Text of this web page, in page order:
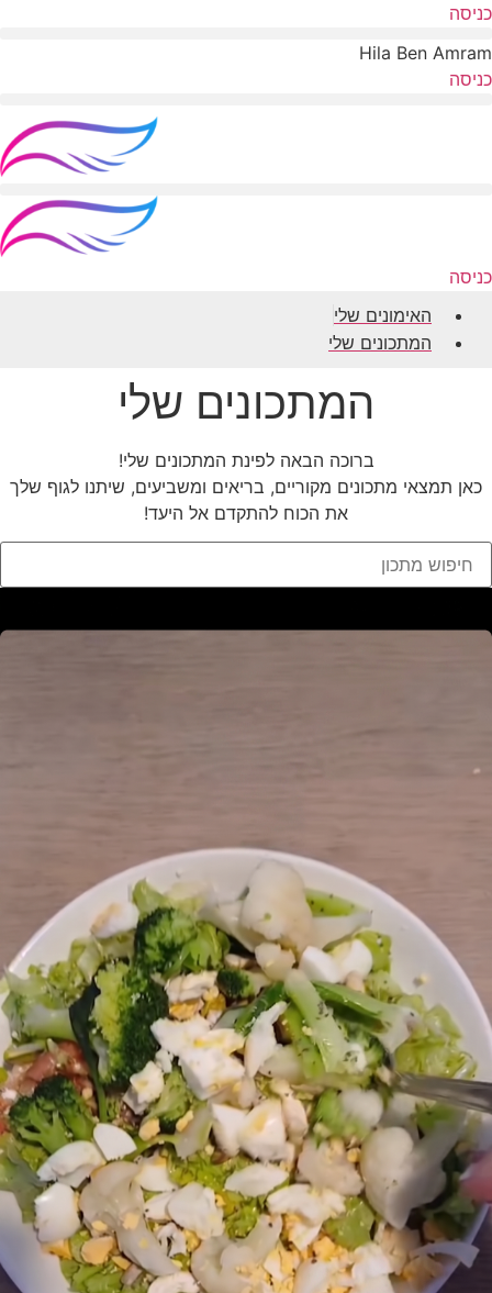
דלג
כניסה
Hila Ben Amram
כניסה
כניסה
האימונים שלי
המתכונים שלי
המתכונים שלי
ברוכה הבאה לפינת המתכונים שלי!
כאן תמצאי מתכונים מקוריים, בריאים ומשביעים, שיתנו לגוף שלך
את הכוח להתקדם אל היעד!